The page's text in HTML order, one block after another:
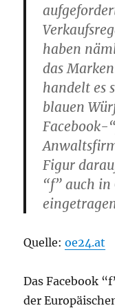
haben
das
handelt es
blauen
Facebook-
Figur
“f” auch
Quelle:oe24.at
Das Facebook
der